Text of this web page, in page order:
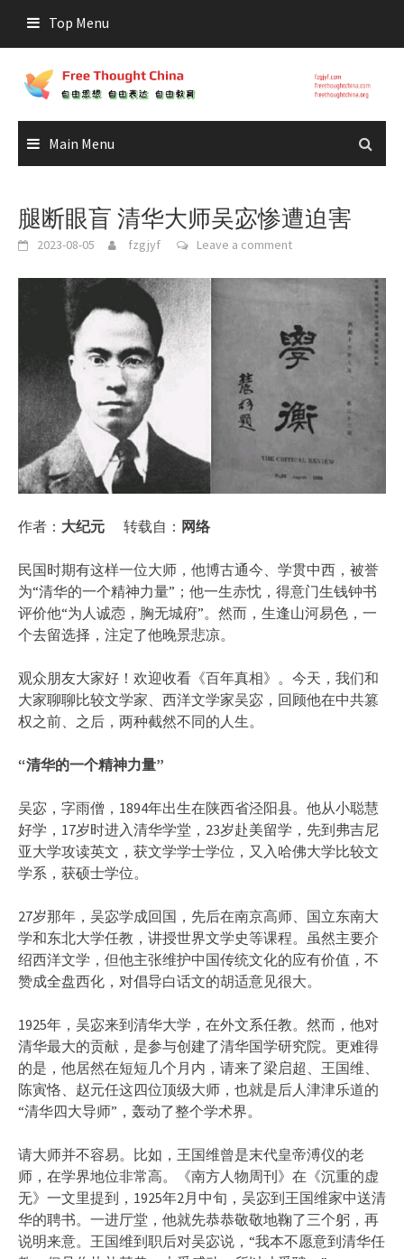
content
Top Menu
Main Menu
腿断眼盲 清华大师吴宓惨遭迫害
2023-08-05 fzgjyf Leave a comment
作者： 大纪元 转载自： 网络
民国时期有这样一位大师，他博古通今、学贯中西，被誉
为“清华的一个精神力量”；他一生赤忱，得意门生钱钟书
评价他“为人诚悫，胸无城府”。然而，生逢山河易色，一
个去留选择，注定了他晚景悲凉。
观众朋友大家好！欢迎收看《百年真相》。今天，我们和
大家聊聊比较文学家、西洋文学家吴宓，回顾他在中共篡
权之前、之后，两种截然不同的人生。
“清华的一个精神力量”
吴宓，字雨僧，1894年出生在陕西省泾阳县。他从小聪慧
好学，17岁时进入清华学堂，23岁赴美留学，先到弗吉尼
亚大学攻读英文，获文学学士学位，又入哈佛大学比较文
学系，获硕士学位。
27岁那年，吴宓学成回国，先后在南京高师、国立东南大
学和东北大学任教，讲授世界文学史等课程。虽然主要介
绍西洋文学，但他主张维护中国传统文化的应有价值，不
赞成全盘西化，对倡导白话文的胡适意见很大。
1925年，吴宓来到清华大学，在外文系任教。然而，他对
清华最大的贡献，是参与创建了清华国学研究院。更难得
的是，他居然在短短几个月内，请来了梁启超、王国维、
陈寅恪、赵元任这四位顶级大师，也就是后人津津乐道的
“清华四大导师”，轰动了整个学术界。
请大师并不容易。比如，王国维曾是末代皇帝溥仪的老
师，在学界地位非常高。《南方人物周刊》在《沉重的虚
无》一文里提到，1925年2月中旬，吴宓到王国维家中送清
华的聘书。一进厅堂，他就先恭恭敬敬地鞠了三个躬，再
说明来意。王国维到职后对吴宓说，“我本不愿意到清华任